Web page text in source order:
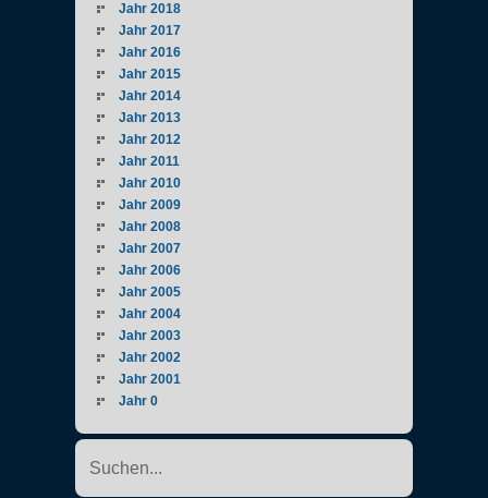
Jahr 2018
Jahr 2017
Jahr 2016
Jahr 2015
Jahr 2014
Jahr 2013
Jahr 2012
Jahr 2011
Jahr 2010
Jahr 2009
Jahr 2008
Jahr 2007
Jahr 2006
Jahr 2005
Jahr 2004
Jahr 2003
Jahr 2002
Jahr 2001
Jahr 0